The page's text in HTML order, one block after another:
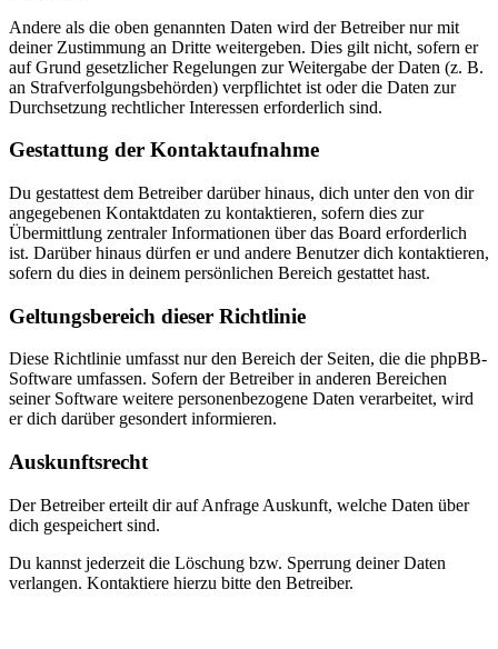
Andere als die oben genannten Daten wird der Betreiber nur mit
deiner Zustimmung an Dritte weitergeben. Dies gilt nicht, sofern er
auf Grund gesetzlicher Regelungen zur Weitergabe der Daten (z. B.
an Strafverfolgungsbehörden) verpflichtet ist oder die Daten zur
Durchsetzung rechtlicher Interessen erforderlich sind.
Gestattung der Kontaktaufnahme
Du gestattest dem Betreiber darüber hinaus, dich unter den von dir
angegebenen Kontaktdaten zu kontaktieren, sofern dies zur
Übermittlung zentraler Informationen über das Board erforderlich
ist. Darüber hinaus dürfen er und andere Benutzer dich kontaktieren,
sofern du dies in deinem persönlichen Bereich gestattet hast.
Geltungsbereich dieser Richtlinie
Diese Richtlinie umfasst nur den Bereich der Seiten, die die phpBB-
Software umfassen. Sofern der Betreiber in anderen Bereichen
seiner Software weitere personenbezogene Daten verarbeitet, wird
er dich darüber gesondert informieren.
Auskunftsrecht
Der Betreiber erteilt dir auf Anfrage Auskunft, welche Daten über
dich gespeichert sind.
Du kannst jederzeit die Löschung bzw. Sperrung deiner Daten
verlangen. Kontaktiere hierzu bitte den Betreiber.